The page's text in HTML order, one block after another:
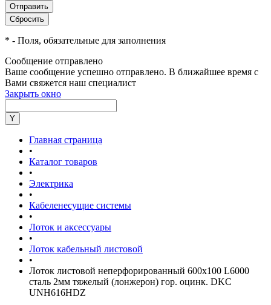
* - Поля, обязательные для заполнения
Сообщение отправлено
Ваше сообщение успешно отправлено. В ближайшее время с
Вами свяжется наш специалист
Закрыть окно
Главная страница
•
Каталог товаров
•
Электрика
•
Кабеленесущие системы
•
Лоток и аксессуары
•
Лоток кабельный листовой
•
Лоток листовой неперфорированный 600х100 L6000
сталь 2мм тяжелый (лонжерон) гор. оцинк. DKC
UNH616HDZ